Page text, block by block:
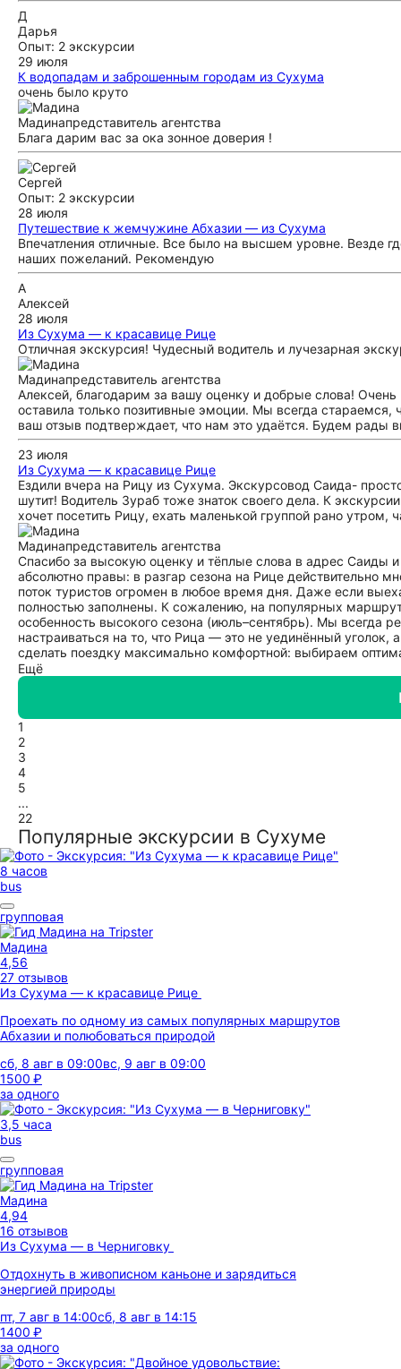
Д
Дарья
Опыт: 2 экскурсии
29 июля
К водопадам и заброшенным городам из Сухума
очень было круто
Мадинапредставитель агентства
Блага дарим вас за ока зонное доверия !
Сергей
Опыт: 2 экскурсии
28 июля
Путешествие к жемчужине Абхазии — из Сухума
Впечатления отличные. Все было на высшем уровне. Везде
наших пожеланий. Рекомендую
А
Алексей
28 июля
Из Сухума — к красавице Рице
Отличная экскурсия! Чудесный водитель и лучезарная
Мадинапредставитель агентства
Алексей, благодарим за вашу оценку и добрые слова!
оставила только позитивные эмоции. Мы всегда стараемся,
ваш отзыв подтверждает, что нам это удаётся. Будем рады
23 июля
Из Сухума — к красавице Рице
Ездили вчера на Рицу из Сухума. Экскурсовод Саида-
шутит! Водитель Зураб тоже знаток своего дела. К
хочет посетить Рицу, ехать маленькой группой рано утром,
Мадинапредставитель агентства
Спасибо за высокую оценку и тёплые слова в адрес Саиды
абсолютно правы: в разгар сезона на Рице действительно
поток туристов огромен в любое время дня. Даже если
полностью заполнены. К сожалению, на популярных
особенность высокого сезона (июль–сентябрь). Мы всегда
настраиваться на то, что Рица — это не уединённый
сделать поездку максимально комфортной: выбираем
информации в пути, чтобы время в дороге проходило с
возможно, время года, когда природа не менее красива, а
Ещё
1
2
3
4
5
...
22
Популярные экскурсии в Сухуме
8 часов
bus
групповая
Мадина
4,56
27 отзывов
Из Сухума — к красавице Рице
Проехать по одному из самых популярных маршрутов
Абхазии и полюбоваться природой
сб, 8 авг в 09:00вс, 9 авг в 09:00
1500 ₽
за одного
3,5 часа
bus
групповая
Мадина
4,94
16 отзывов
Из Сухума — в Черниговку
Отдохнуть в живописном каньоне и зарядиться
энергией природы
пт, 7 авг в 14:00сб, 8 авг в 14:15
1400 ₽
за одного